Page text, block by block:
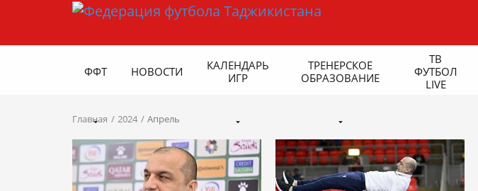
ФФТ НОВОСТИ
КАЛЕНДАРЬ
ИГР
ТРЕНЕРСКОЕ
ОБРАЗОВАНИЕ
ТВ
ФУТБОЛ
LIVE
Главная 2024 Апрель